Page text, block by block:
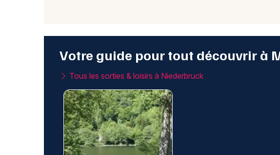
Votre guide pour tout découvrir à
Tous les sorties & loisirs à Niederbruck